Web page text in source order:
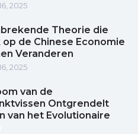
2025
Theorie die
op de Chinese Economie
Veranderen
2025
van de
Ontgrendelt
van het Evolutionaire